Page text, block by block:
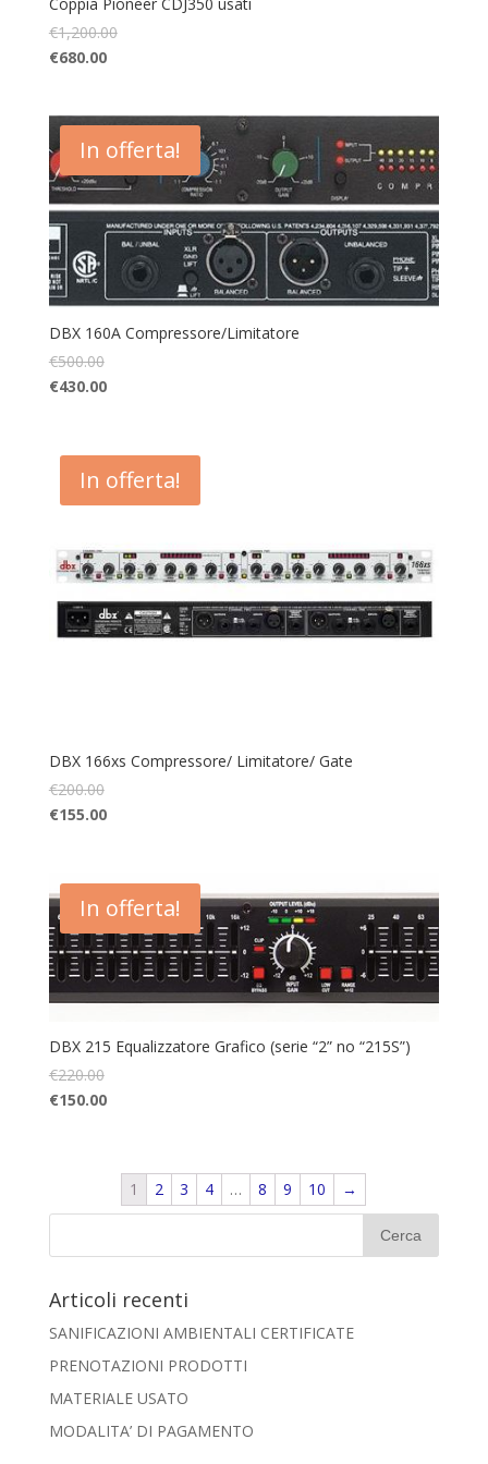
€1,200.00
€680.00
In offerta!
DBX 160A Compressore/Limitatore
€500.00
€430.00
In offerta!
DBX 166xs Compressore/ Limitatore/ Gate
€200.00
€155.00
In offerta!
DBX 215 Equalizzatore Grafico (serie “2” no “215S”)
€220.00
€150.00
1 2 3 4 … 8 9 10 →
Articoli recenti
SANIFICAZIONI AMBIENTALI CERTIFICATE
PRENOTAZIONI PRODOTTI
MATERIALE USATO
MODALITA’ DI PAGAMENTO